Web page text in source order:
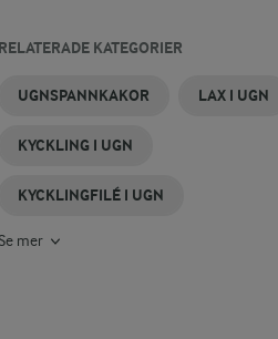
RELATERADE KATEGORIER
UGNSPANNKAKOR LAX I UGN
KYCKLING I UGN
KYCKLINGFILÉ I UGN
mer